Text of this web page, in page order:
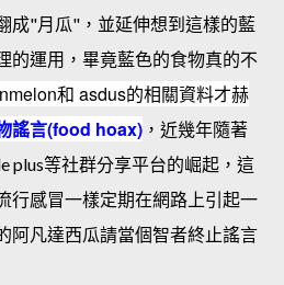
成"月瓜"，並延伸想到這樣的藍
的運用，畢竟藍色的食物真的不
和 asdus的相關資料才赫
謠言(food hoax) ，近幾年隨著
plus等社群分享平台的崛起，這
行感冒一樣定期在網路上引起一
阿凡達西瓜請當個智者終止謠言